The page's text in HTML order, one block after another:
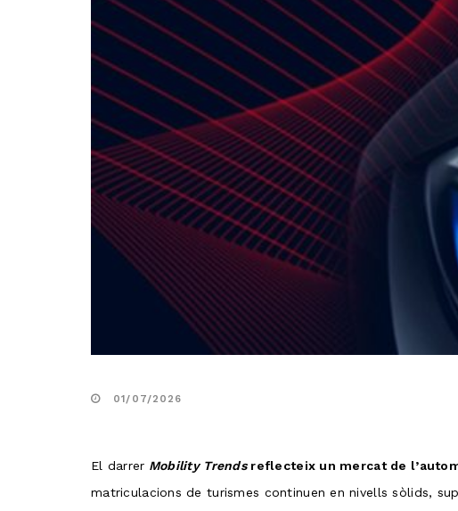
01/07/2026
El darrer Mobility Trendsreflecteix un mercat de
matriculacions de turismes continuen en nivells sòlids,